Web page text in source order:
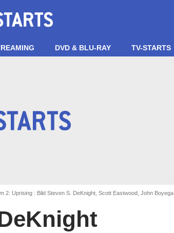
DVD & BLU-RAY TV-STARTS
2: Uprising : Bild Steven S. DeKnight, Scott Eastwood, John Boyega